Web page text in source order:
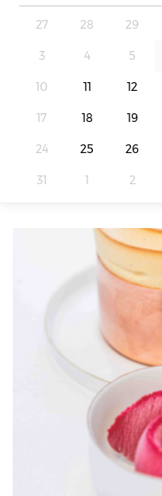
27 28 29
3 4 5
10 11 12
17 18 19
24 25 26
31 1 2